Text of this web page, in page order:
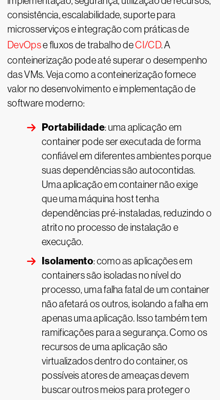
consistência, escalabilidade, suporte para
microsserviços e integração com práticas de
DevOpse fluxos de trabalho deCI/CD. A
conteinerização pode até superar o desempenho
das VMs. Veja como a conteinerização fornece
valor no desenvolvimento e implementação de
software moderno:
Portabilidade: uma aplicação em
container pode ser executada de forma
confiável em diferentes ambientes porque
suas dependências são autocontidas.
Uma aplicação em container não exige
que uma máquina host tenha
dependências pré-instaladas, reduzindo o
atrito no processo de instalação e
execução.
Isolamento: como as aplicações em
containers são isoladas no nível do
processo, uma falha fatal de um container
não afetará os outros, isolando a falha em
apenas uma aplicação. Isso também tem
ramificações para a segurança. Como os
recursos de uma aplicação são
virtualizados dentro do container, os
possíveis atores de ameaças devem
buscar outros meios para proteger o